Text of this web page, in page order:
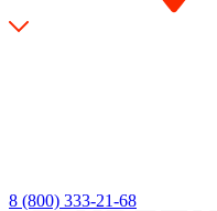
8 (800) 333-21-68